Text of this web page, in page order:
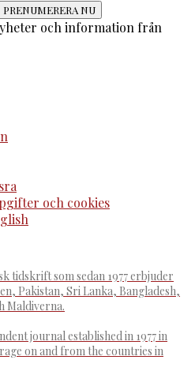
PRENUMERERA NU
och information från
och cookies
tidskrift som sedan 1977 erbjuder
Pakistan, Sri Lanka, Bangladesh,
Maldiverna.
journal established in 1977 in
on and from the countries in